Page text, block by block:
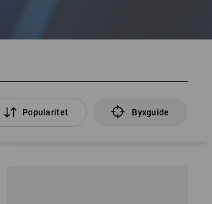
Popularitet Byxguide